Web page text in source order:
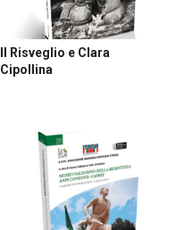
Il Risveglio e Clara
Cipollina